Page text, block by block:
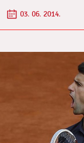
03. 06. 2014.